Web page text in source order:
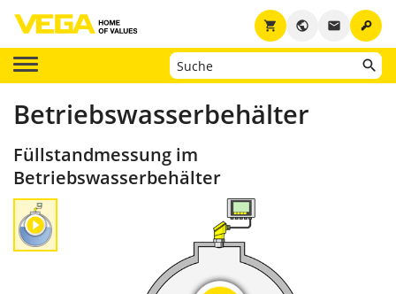
key
email
public
shopping_cart
Betriebswasserbehälter
Füllstandmessung im
Betriebswasserbehälter